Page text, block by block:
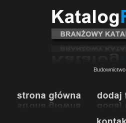
Budownictwo